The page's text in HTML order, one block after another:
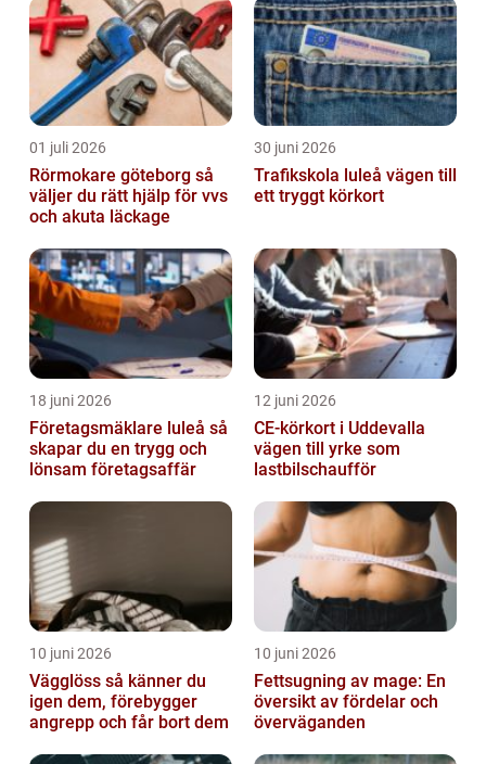
01 juli 2026
Rörmokare göteborg så
väljer du rätt hjälp för vvs
och akuta läckage
30 juni 2026
Trafikskola luleå vägen till
ett tryggt körkort
18 juni 2026
Företagsmäklare luleå så
skapar du en trygg och
lönsam företagsaffär
12 juni 2026
CE-körkort i Uddevalla
vägen till yrke som
lastbilschaufför
10 juni 2026
Vägglöss så känner du
igen dem, förebygger
angrepp och får bort dem
10 juni 2026
Fettsugning av mage: En
översikt av fördelar och
överväganden